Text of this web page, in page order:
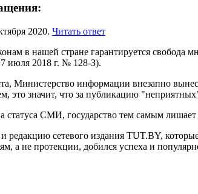
2020. Читать ответ
в нашей стране гарантируется
июля 2018 г. № 128-З).
Министерство информации внезапно
это значит, что за публикацию
СМИ, государство тем самым
сетевого издания TUT.BY,
а не протекции, добился успеха и